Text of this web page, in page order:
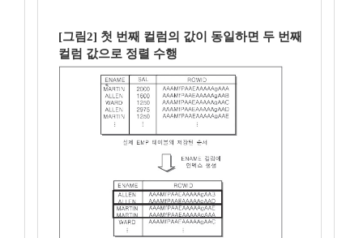
[그림2] 첫 번째 컬럼의 값이 동일하면 두 번째
컬럼 값으로 정렬 수행